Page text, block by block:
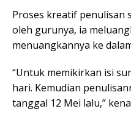
Proses kreatif penulisan
oleh gurunya, ia
menuangkannya ke
“Untuk memikirkan isi
hari. Kemudian
tanggal 12 Mei lalu,”